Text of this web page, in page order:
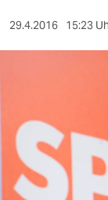
nord
wahrheit
29.4.2016 15:23